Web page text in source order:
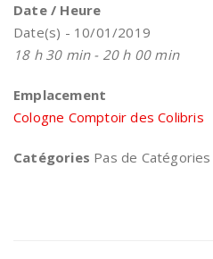
Date / Heure
Date(s) - 10/01/2019
18 h 30 min - 20 h 00 min
Emplacement
Cologne Comptoir des Colibris
Catégories Pas de Catégories